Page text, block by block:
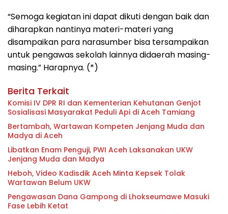
“Semoga kegiatan ini dapat dikuti dengan baik dan
diharapkan nantinya materi-materi yang
disampaikan para narasumber bisa tersampaikan
untuk pengawas sekolah lainnya didaerah masing-
masing.” Harapnya. (*)
Berita Terkait
Komisi IV DPR RI dan Kementerian Kehutanan Genjot
Sosialisasi Masyarakat Peduli Api di Aceh Tamiang
Bertambah, Wartawan Kompeten Jenjang Muda dan
Madya di Aceh
Libatkan Enam Penguji, PWI Aceh Laksanakan UKW
Jenjang Muda dan Madya
Heboh, Video Kadisdik Aceh Minta Kepsek Tolak
Wartawan Belum UKW
Pengawasan Dana Gampong di Lhokseumawe Masuki
Fase Lebih Ketat